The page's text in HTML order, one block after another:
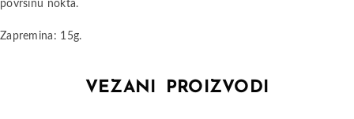
površinu nokta.
Zapremina: 15g.
VEZANI PROIZVODI